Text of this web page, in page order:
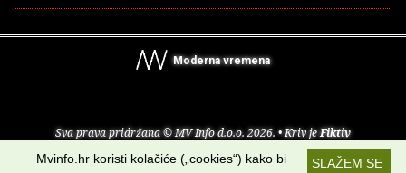
Moderna vremena
Sva prava pridržana © MV Info d.o.o. 2026. • Kriv jeFiktiv
O nama• Pomoć• Uvjeti korištenja•RSS kanaliSLAŽEM SE
Mvinfo.hr koristi kolačiće („cookies“) kako bi